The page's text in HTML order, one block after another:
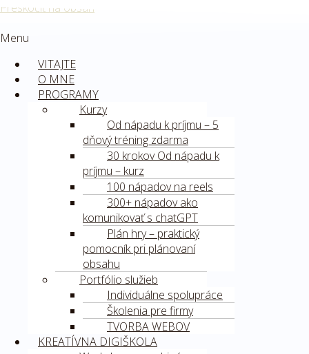
Preskočiť na obsah
Menu
VITAJTE
O MNE
PROGRAMY
Kurzy
Od nápadu k príjmu – 5
dňový tréning zdarma
30 krokov Od nápadu k
príjmu – kurz
100 nápadov na reels
300+ nápadov ako
komunikovať s chatGPT
Plán hry – praktický
pomocník pri plánovaní
obsahu
Portfólio služieb
Individuálne spolupráce
Školenia pre firmy
TVORBA WEBOV
KREATÍVNA DIGIŠKOLA